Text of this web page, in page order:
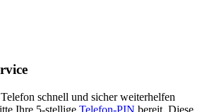
schnell und sicher weiterhelfen
Ihre 5-stellige Telefon-PIN bereit. Diese